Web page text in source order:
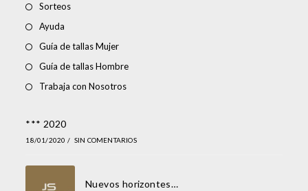
Sorteos
Ayuda
Guía de tallas Mujer
Guía de tallas Hombre
Trabaja con Nosotros
*** 2020
18/01/2020 / SIN COMENTARIOS
Nuevos horizontes…